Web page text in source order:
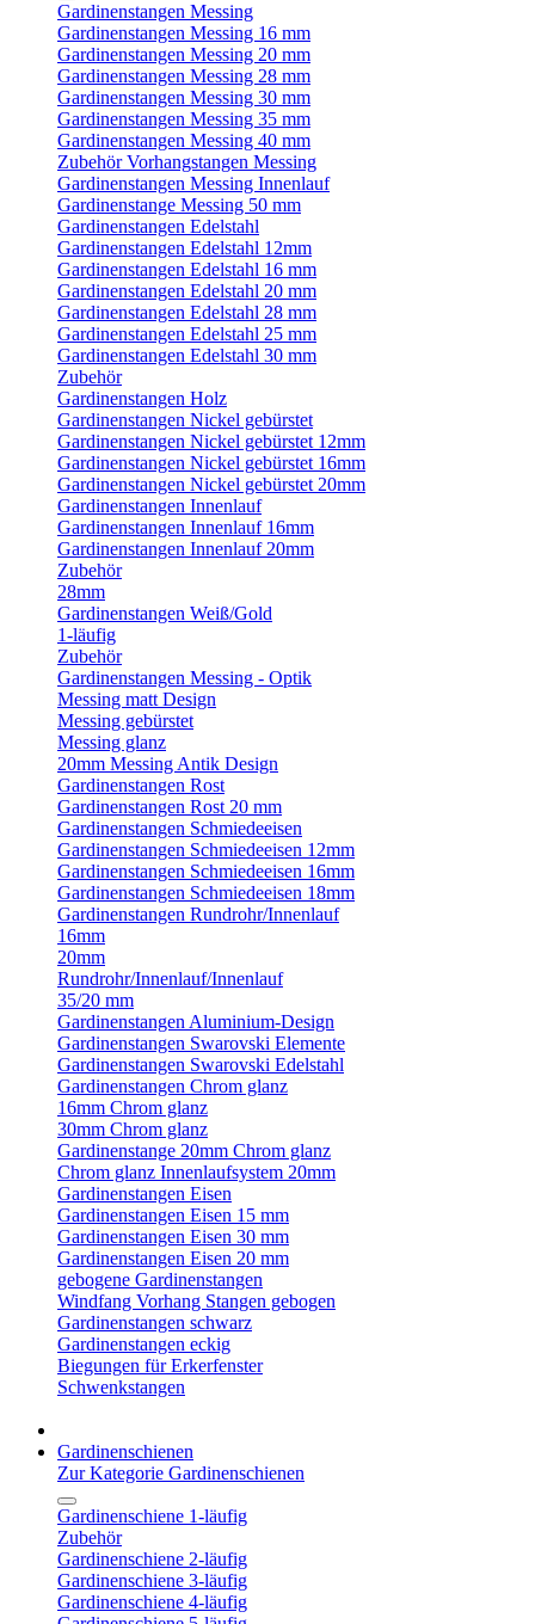
Gardinenstangen Messing
Gardinenstangen Messing 16 mm
Gardinenstangen Messing 20 mm
Gardinenstangen Messing 28 mm
Gardinenstangen Messing 30 mm
Gardinenstangen Messing 35 mm
Gardinenstangen Messing 40 mm
Zubehör Vorhangstangen Messing
Gardinenstangen Messing Innenlauf
Gardinenstange Messing 50 mm
Gardinenstangen Edelstahl
Gardinenstangen Edelstahl 12mm
Gardinenstangen Edelstahl 16 mm
Gardinenstangen Edelstahl 20 mm
Gardinenstangen Edelstahl 28 mm
Gardinenstangen Edelstahl 25 mm
Gardinenstangen Edelstahl 30 mm
Zubehör
Gardinenstangen Holz
Gardinenstangen Nickel gebürstet
Gardinenstangen Nickel gebürstet 12mm
Gardinenstangen Nickel gebürstet 16mm
Gardinenstangen Nickel gebürstet 20mm
Gardinenstangen Innenlauf
Gardinenstangen Innenlauf 16mm
Gardinenstangen Innenlauf 20mm
Zubehör
28mm
Gardinenstangen Weiß/Gold
1-läufig
Zubehör
Gardinenstangen Messing - Optik
Messing matt Design
Messing gebürstet
Messing glanz
20mm Messing Antik Design
Gardinenstangen Rost
Gardinenstangen Rost 20 mm
Gardinenstangen Schmiedeeisen
Gardinenstangen Schmiedeeisen 12mm
Gardinenstangen Schmiedeeisen 16mm
Gardinenstangen Schmiedeeisen 18mm
Gardinenstangen Rundrohr/Innenlauf
16mm
20mm
Rundrohr/Innenlauf/Innenlauf
35/20 mm
Gardinenstangen Aluminium-Design
Gardinenstangen Swarovski Elemente
Gardinenstangen Swarovski Edelstahl
Gardinenstangen Chrom glanz
16mm Chrom glanz
30mm Chrom glanz
Gardinenstange 20mm Chrom glanz
Chrom glanz Innenlaufsystem 20mm
Gardinenstangen Eisen
Gardinenstangen Eisen 15 mm
Gardinenstangen Eisen 30 mm
Gardinenstangen Eisen 20 mm
gebogene Gardinenstangen
Windfang Vorhang Stangen gebogen
Gardinenstangen schwarz
Gardinenstangen eckig
Biegungen für Erkerfenster
Schwenkstangen
Gardinenschienen
Zur Kategorie Gardinenschienen
Gardinenschiene 1-läufig
Zubehör
Gardinenschiene 2-läufig
Gardinenschiene 3-läufig
Gardinenschiene 4-läufig